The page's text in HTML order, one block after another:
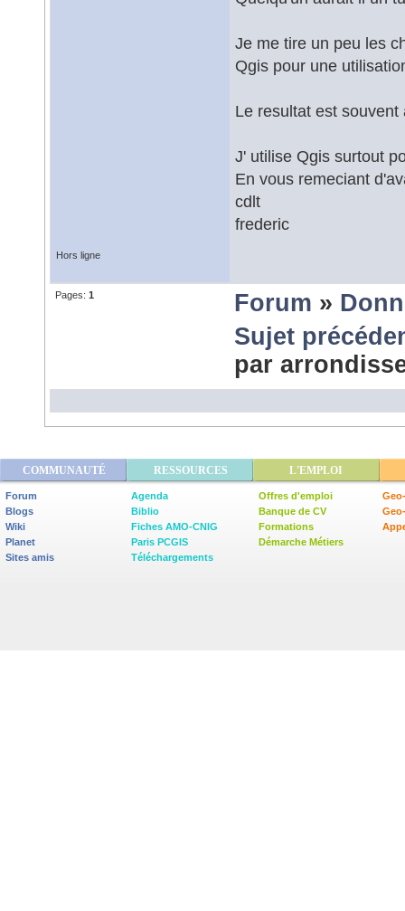
Je me tire un peu les
Qgis pour une
Le resultat est
J' utilise Qgis surtout
En vous remeciant
cdlt
frederic
Hors ligne
Pages: 1 Forum »
Sujet
par
COMMUNAUTÉ RESSOURCES L'EMPLOI
Forum
Blogs
Wiki
Planet
Sites amis
Agenda
Biblio
Fiches AMO-CNIG
Paris PCGIS
Téléchargements
Offres d'emploi
Banque de CV
Formations
Démarche Métiers